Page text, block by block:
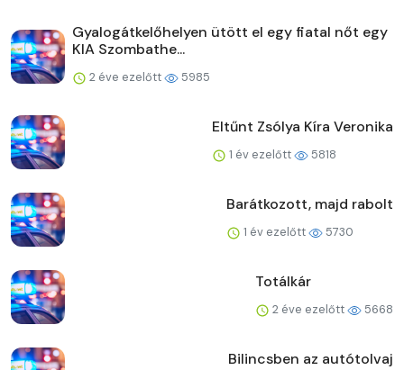
Gyalogátkelőhelyen ütött el egy fiatal nőt egy
KIA Szombathe...
2 éve ezelőtt 5985
Eltűnt Zsólya Kíra Veronika
1 év ezelőtt 5818
Barátkozott, majd rabolt
1 év ezelőtt 5730
Totálkár
2 éve ezelőtt 5668
Bilincsben az autótolvaj